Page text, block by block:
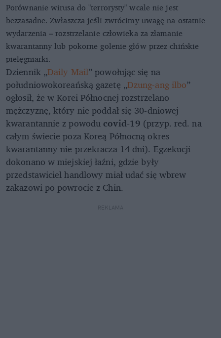
Porównanie wirusa do "terrorysty" wcale nie jest
bezzasadne. Zwłaszcza jeśli zwrócimy uwagę na ostatnie
wydarzenia – rozstrzelanie człowieka za złamanie
kwarantanny lub pokorne golenie głów przez chińskie
pielęgniarki.
Dziennik „Daily Mail” powołując się na
południowokoreańską gazetę „Dzung-ang ilbo”
ogłosił, że w Korei Północnej rozstrzelano
mężczyznę, który nie poddał się 30-dniowej
kwarantannie z powodu covid-19 (przyp. red. na
całym świecie poza Koreą Północną okres
kwarantanny nie przekracza 14 dni). Egzekucji
dokonano w miejskiej łaźni, gdzie były
przedstawiciel handlowy miał udać się wbrew
zakazowi po powrocie z Chin.
REKLAMA